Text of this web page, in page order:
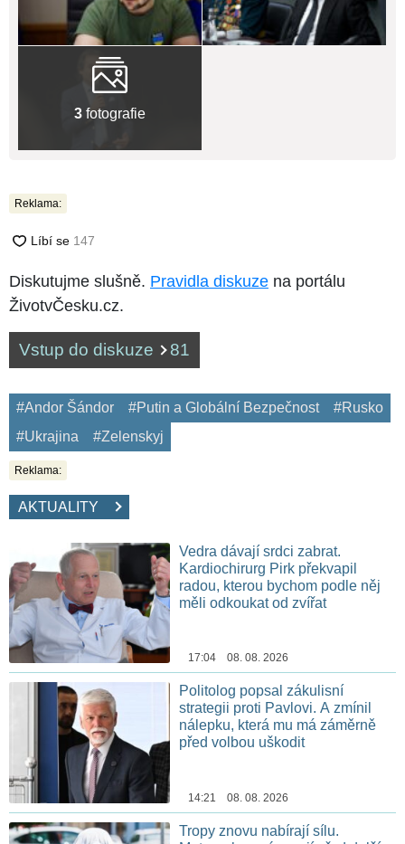
3 fotografie
Reklama:
Diskutujme slušně. Pravidla diskuze na portálu
ŽivotvČesku.cz.
Vstup do diskuze 81
#Andor Šándor #Putin a Globální Bezpečnost
#Rusko
#Ukrajina
#Zelenskyj
Reklama:
AKTUALITY
Vedra dávají srdci zabrat.
Kardiochirurg Pirk překvapil
radou, kterou bychom podle něj
měli odkoukat od zvířat
17:04 08. 08. 2026
Politolog popsal zákulisní
strategii proti Pavlovi. A zmínil
nálepku, která mu má záměrně
před volbou uškodit
14:21 08. 08. 2026
Tropy znovu nabírají sílu.